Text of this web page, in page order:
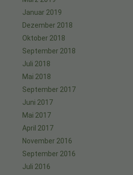
Januar 2019
Dezember 2018
Oktober 2018
September 2018
Juli 2018
Mai 2018
September 2017
Juni 2017
Mai 2017
April 2017
November 2016
September 2016
Juli 2016